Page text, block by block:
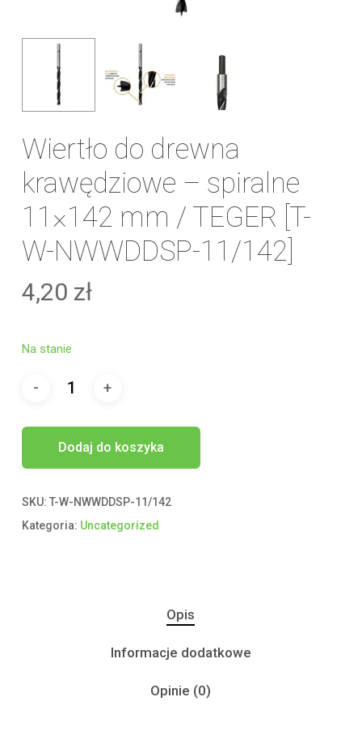
Wiertło do drewna
krawędziowe – spiralne
11×142 mm / TEGER [T-
W-NWWDDSP-11/142]
4,20 zł
Na stanie
Dodaj do koszyka
SKU: T-W-NWWDDSP-11/142
Kategoria: Uncategorized
Opis
Informacje dodatkowe
Opinie (0)